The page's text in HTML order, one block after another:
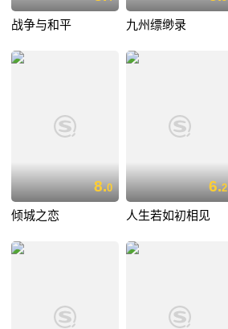
战争与和平 九州缥缈录
8.0
倾城之恋
6.2
人生若如初相见